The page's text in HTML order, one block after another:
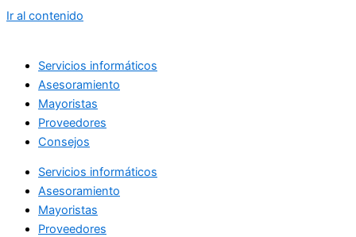
Ir al contenido
Servicios informáticos
Asesoramiento
Mayoristas
Proveedores
Consejos
Servicios informáticos
Asesoramiento
Mayoristas
Proveedores